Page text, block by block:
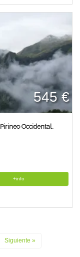
545 €
Occidental.
+info
Siguiente »